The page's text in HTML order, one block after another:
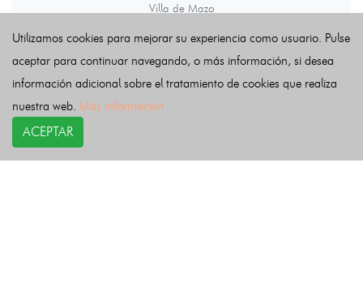
Villa de Mazo
Últimas noticias
Utilizamos cookies para mejorar su experiencia como usuario. Pulse
aceptar para continuar navegando, o más información, si desea
información adicional sobre el tratamiento de cookies que realiza
nuestra web. Más información
ACEPTAR